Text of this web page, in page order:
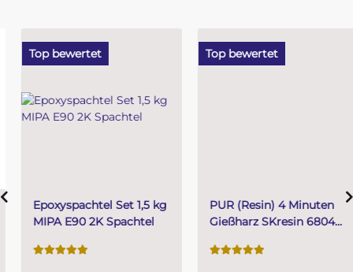
Top bewertet
Epoxyspachtel Set 1,5 kg
MIPA E90 2K Spachtel
Top bewertet
PUR (Resin) 4 Minuten
Gießharz SKresin 6804